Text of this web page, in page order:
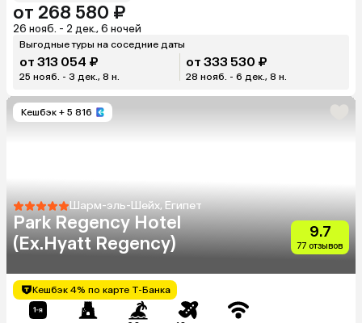
от 268 580 ₽
26 нояб. - 2 дек., 6 ночей
Выгодные туры на соседние даты
от 313 054 ₽
25 нояб. - 3 дек., 8 н.
от 333 530 ₽
28 нояб. - 6 дек., 8 н.
Кешбэк + 5 816
Шарм-эль-Шейх, Египет
Park Regency Hotel
(Ex.Hyatt Regency)
9.7
77 отзывов
Кешбэк 4% по карте Т-Банка